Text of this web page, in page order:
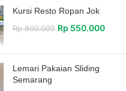
Kursi Resto Ropan Jok
Rp800.000 Rp 550.000
Lemari Pakaian Sliding
Semarang